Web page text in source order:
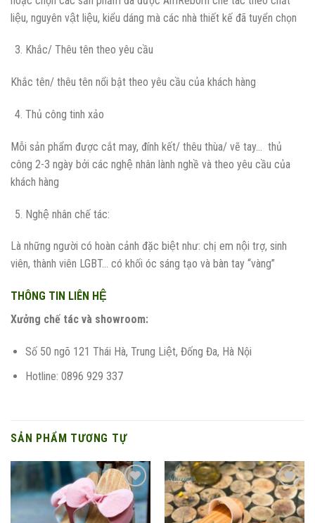
liệu, nguyên vật liệu, kiểu dáng mà các nhà thiết kế đã tuyển chọn
Khắc/ Thêu tên theo yêu cầu
Khắc tên/ thêu tên nổi bật theo yêu cầu của khách hàng
Thủ công tinh xảo
Mỗi sản phẩm được cắt may, đính kết/ thêu thùa/ vẽ tay… thủ
công 2-3 ngày bởi các nghệ nhân lành nghề và theo yêu cầu của
khách hàng
Nghệ nhân chế tác:
Là những người có hoàn cảnh đặc biệt như: chị em nội trợ, sinh
viên, thành viên LGBT… có khối óc sáng tạo và bàn tay “vàng”
THÔNG TIN LIÊN HỆ
Xưởng chế tác và showroom:
Số 50 ngõ 121 Thái Hà, Trung Liệt, Đống Đa, Hà Nội
Hotline: 0896 929 337
SẢN PHẨM TƯƠNG TỰ